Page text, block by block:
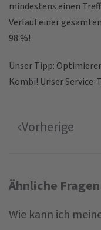
mindestens einen
Verlauf einer
98 %!
Unser Tipp:
Kombi! Unser
Vorherige
Ähnliche Fragen
Wie kann ich